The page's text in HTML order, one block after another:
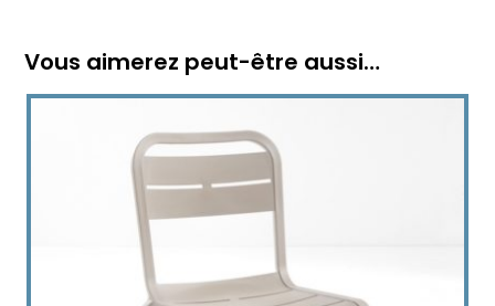
Vous aimerez peut-être aussi…